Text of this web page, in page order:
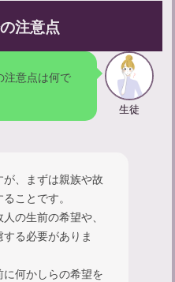
注意点
注意点は何で
生徒
、まずは親族や故
ことです。
の生前の希望や、
る必要がありま
何かしらの希望を